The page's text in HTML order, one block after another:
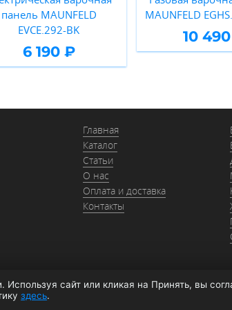
панель MAUNFELD
EVCE.292-BK
6 190 ₽
MAUNFELD
10
Главная
Каталог
Статьи
О нас
Оплата и доставка
Контакты
конфиденциальностиОфертаСогласие на обработку
Используя сайт или кликая на Принять, вы
здесь.